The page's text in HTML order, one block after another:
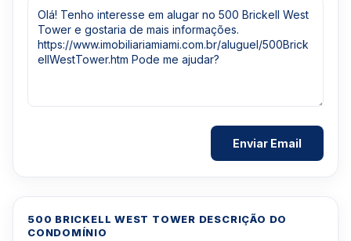
500 BRICKELL WEST TOWER DESCRIÇÃO DO
CONDOMÍNIO